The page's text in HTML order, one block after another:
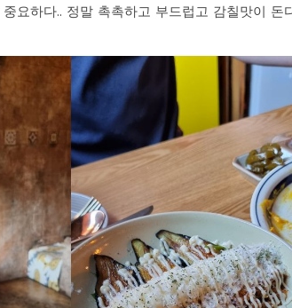
요하다.. 정말 촉촉하고 부드럽고 감칠맛이 돈